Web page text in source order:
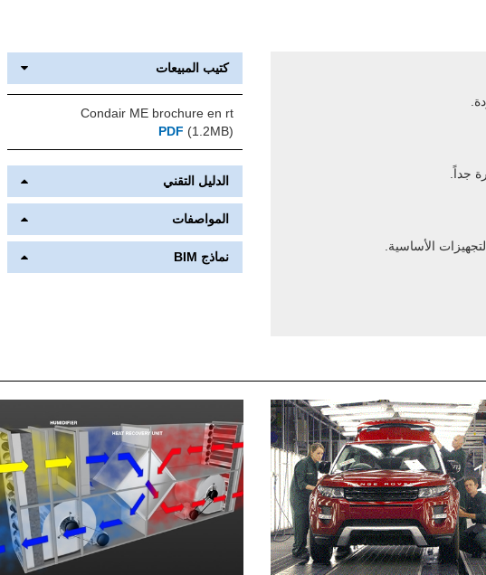
جداً.
الأساسية.
كتيب المبيعات
Condair ME brochure en rt
PDF (1.2MB)
الدليل التقني
المواصفات
نماذج BIM